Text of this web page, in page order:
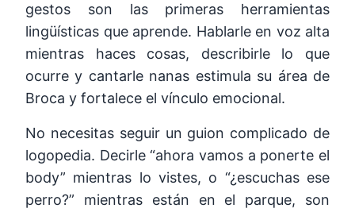
gestos son las primeras herramientas
lingüísticas que aprende. Hablarle en voz alta
mientras haces cosas, describirle lo que
ocurre y cantarle nanas estimula su área de
Broca y fortalece el vínculo emocional.
No necesitas seguir un guion complicado de
logopedia. Decirle “ahora vamos a ponerte el
body” mientras lo vistes, o “¿escuchas ese
perro?” mientras están en el parque, son